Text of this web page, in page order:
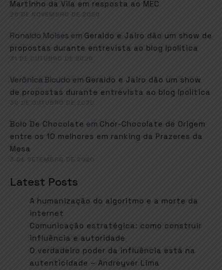
Martinho da Vila em resposta ao MEC
26 DE NOVEMBRO DE 2020
Ronaldo Moises em Geraldo e Jairo dão um show de
propostas durante entrevista ao blog Ipolítica
31 DE OUTUBRO DE 2020
Verônica Bicudo em Geraldo e Jairo dão um show
de propostas durante entrevista ao blog Ipolítica
30 DE OUTUBRO DE 2020
Bolo De Chocolate em Chor-Chocolate de Origem
entre os 10 melhores em ranking da Prazeres da
Mesa
3 DE SETEMBRO DE 2020
Latest Posts
A humanização do algoritmo e a morte da
internet
Comunicação estratégica: como construir
influência e autoridade
O verdadeiro poder da influência está na
autenticidade – Andreyver Lima